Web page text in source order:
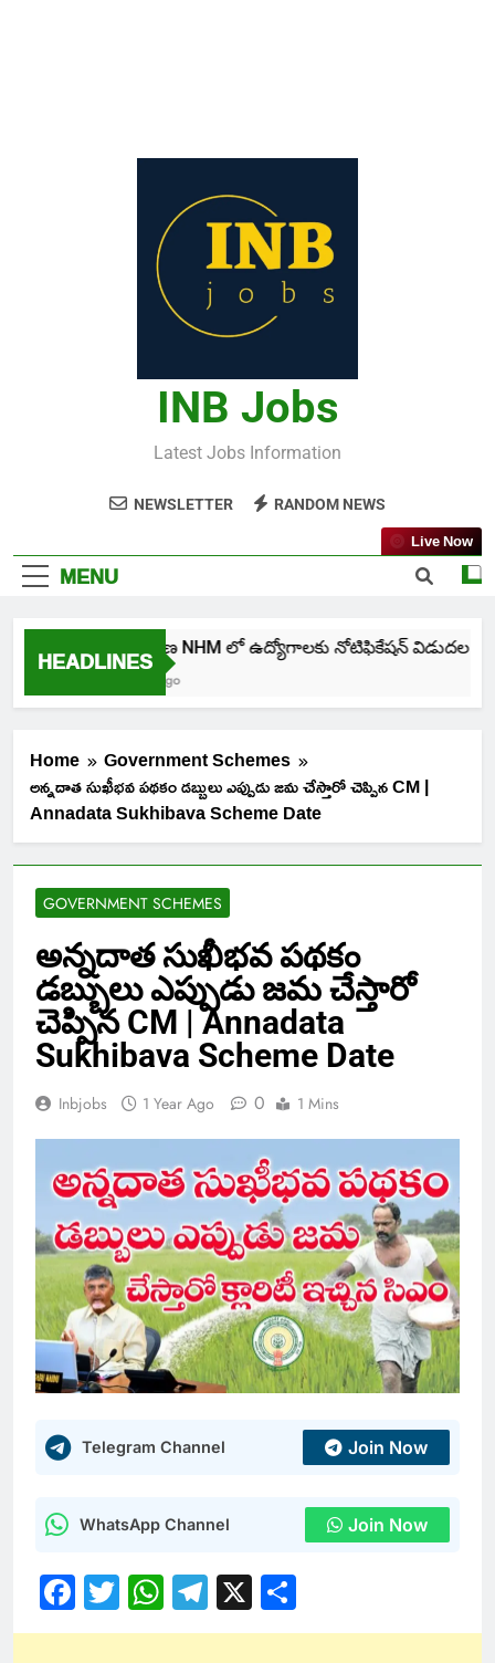
INB Jobs
Latest Jobs Information
NEWSLETTER RANDOM NEWS
MENU
Live Now
HEADLINESతెలంగాణ NHM లో ఉద్యోగాలకు నోటిఫికేషన్ విడుదల
Home
Government Schemes
అన్నదాత సుఖీభవ పథకం డబ్బులు ఎప్పుడు జమ చేస్తారో చెప్పిన CM |
Annadata Sukhibava Scheme Date
GOVERNMENT SCHEMES
అన్నదాత సుఖీభవ పథకం
డబ్బులు ఎప్పుడు జమ చేస్తారో
చెప్పిన CM | Annadata
Sukhibava Scheme Date
Inbjobs 1 Year Ago 0 1 Mins
Telegram Channel Join Now
WhatsApp Channel Join Now
Facebook
Twitter
WhatsApp
Telegram
X